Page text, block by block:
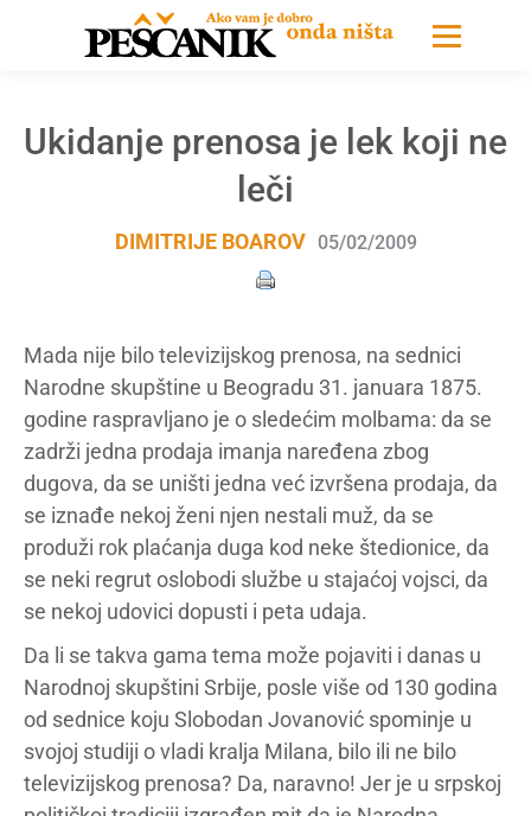
Ukidanje prenosa je lek koji ne
leči
DIMITRIJE BOAROV 05/02/2009
Mada nije bilo televizijskog prenosa, na sednici
Narodne skupštine u Beogradu 31. januara 1875.
godine raspravljano je o sledećim molbama: da se
zadrži jedna prodaja imanja naređena zbog
dugova, da se uništi jedna već izvršena prodaja, da
se iznađe nekoj ženi njen nestali muž, da se
produži rok plaćanja duga kod neke štedionice, da
se neki regrut oslobodi službe u stajaćoj vojsci, da
se nekoj udovici dopusti i peta udaja.
Da li se takva gama tema može pojaviti i danas u
Narodnoj skupštini Srbije, posle više od 130 godina
od sednice koju Slobodan Jovanović spominje u
svojoj studiji o vladi kralja Milana, bilo ili ne bilo
televizijskog prenosa? Da, naravno! Jer je u srpskoj